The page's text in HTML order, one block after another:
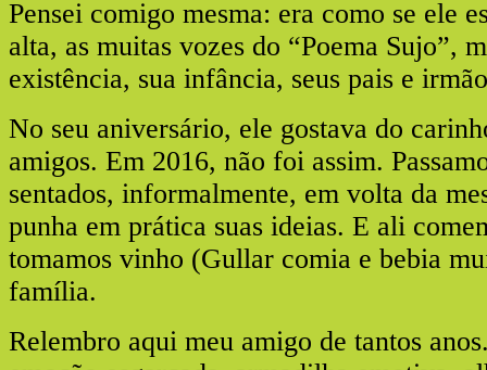
Pensei comigo mesma: era como se ele
alta, as muitas vozes do “Poema Sujo”,
existência, sua infância, seus pais e
No seu aniversário, ele gostava do
amigos. Em 2016, não foi assim.
sentados, informalmente, em volta da
punha em prática suas ideias. E ali
tomamos vinho (Gullar comia e bebia
família.
Relembro aqui meu amigo de tantos